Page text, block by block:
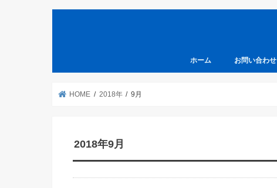
ホーム お問い合わせ
HOME 2018年 9月
2018年9月